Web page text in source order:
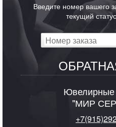
Введите номер вашего
текущий
Ювелирные
"МИР